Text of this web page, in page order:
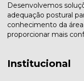
Desenvolvemos
adequação postural
conhecimento da
proporcionar mais
Institucional